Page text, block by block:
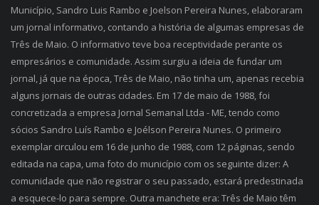
Município, Sandro Luis Rambo e Joelson Pereira Nunes, elaboraram
um jornal informativo, contando a história de algumas empresas de
Três de Maio. O informativo teve boa receptividade perante os
empresários e comunidade. Assim surgiu a ideia de fundar um
jornal, já que na época, Três de Maio, não tinha um, apenas recebia
alguns jornais de outras cidades. Em 17 de maio de 1988, foi
concretizada a empresa Jornal Semanal Ltda - ME, tendo como
sócios Sandro Luís Rambo e Joélson Pereira Nunes. O primeiro
exemplar circulou em 16 de junho de 1988, com 12 páginas, sendo
editada na capa, uma foto do município com os seguinte dizer: A
comunidade que não registrar o seu passado, estará predestinada
a esquece-lo para sempre. Outra manchete era: Três de Maio têm